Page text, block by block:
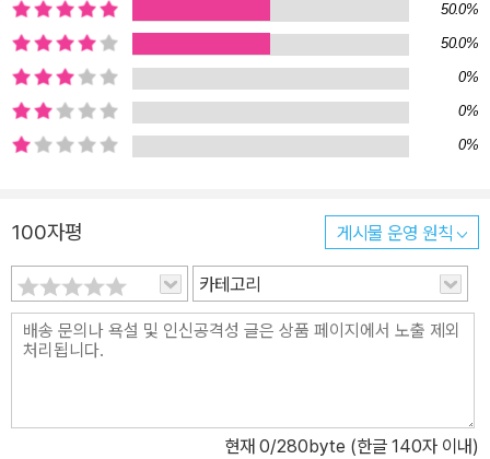
50.0%
50.0%
0%
0%
0%
100자평 게시물 운영 원칙
카테고리
현재 0/280byte (한글 140자 이내)